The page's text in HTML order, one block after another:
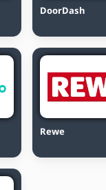
DoorDash
Rewe